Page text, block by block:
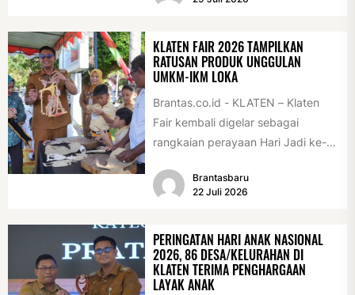
KLATEN FAIR 2026 TAMPILKAN
RATUSAN PRODUK UNGGULAN
UMKM-IKM LOKA
Brantas.co.id - KLATEN – Klaten
Fair kembali digelar sebagai
rangkaian perayaan Hari Jadi ke-
Acara ini digelar...
Brantasbaru
22 Juli 2026
PERINGATAN HARI ANAK NASIONAL
2026, 86 DESA/KELURAHAN DI
KLATEN TERIMA PENGHARGAAN
LAYAK ANAK